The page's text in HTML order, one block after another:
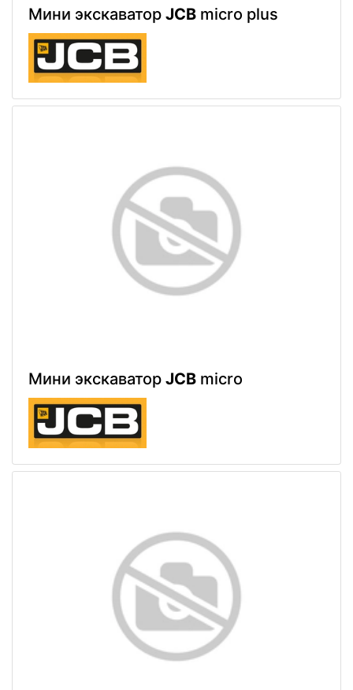
Мини экскаватор JCB micro plus
Мини экскаватор JCB micro